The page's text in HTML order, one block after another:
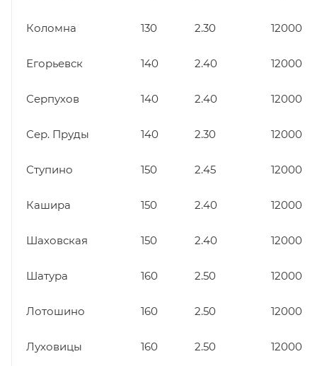
Коломна 130 2.30 12000
Егорьевск 140 2.40 12000
Серпухов 140 2.40 12000
Сер. Пруды 140 2.30 12000
Ступино 150 2.45 12000
Кашира 150 2.40 12000
Шаховская 150 2.40 12000
Шатура 160 2.50 12000
Лотошино 160 2.50 12000
Луховицы 160 2.50 12000